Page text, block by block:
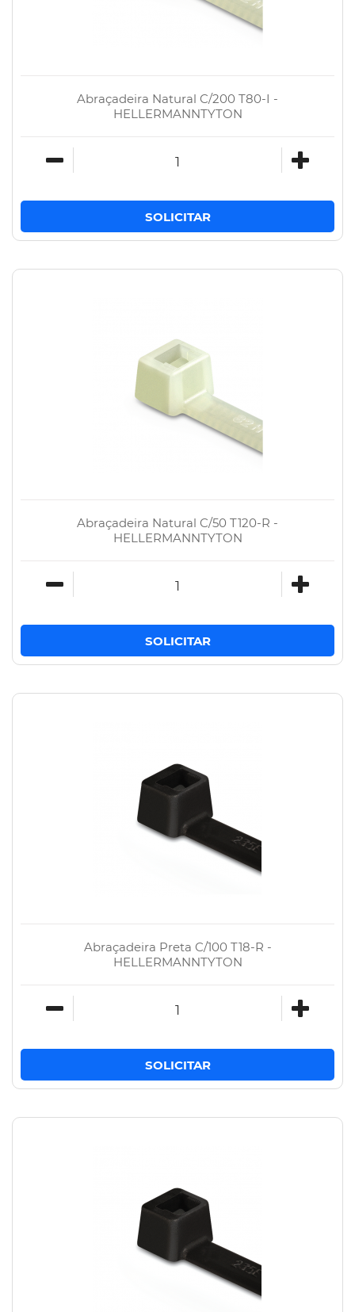
Abraçadeira Natural C/200 T80-I -
HELLERMANNTYTON
Abraçadeira Natural C/50 T120-R -
HELLERMANNTYTON
Abraçadeira Preta C/100 T18-R -
HELLERMANNTYTON